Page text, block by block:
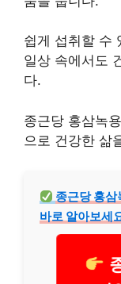
쉽게 섭취할 수
일상 속에서도
다.
종근당 홍삼녹
으로 건강한 삶
종근당 홍
바로 알아보세